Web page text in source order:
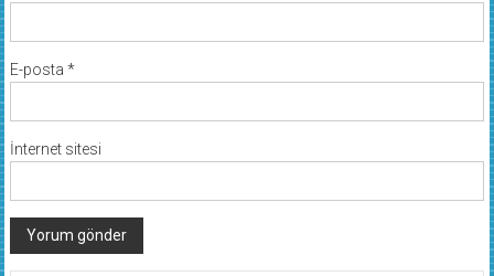
E-posta *
İnternet sitesi